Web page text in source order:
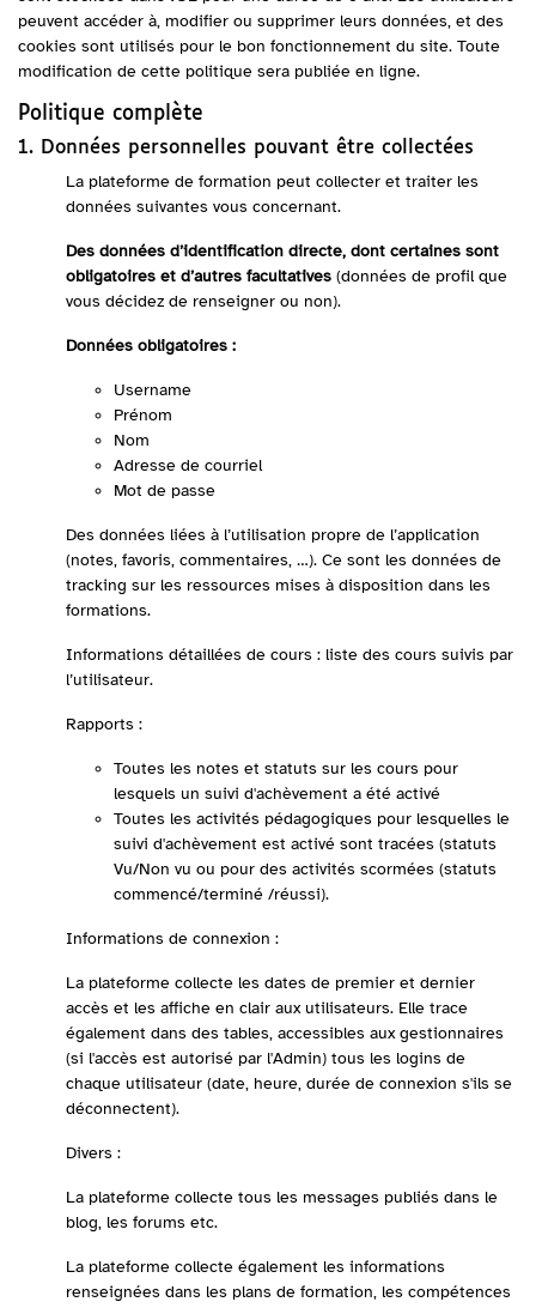
peuvent accéder à, modifier ou supprimer leurs données, et des
cookies sont utilisés pour le bon fonctionnement du site. Toute
modification de cette politique sera publiée en ligne.
Politique complète
1. Données personnelles pouvant être collectées
La plateforme de formation peut collecter et traiter les
données suivantes vous concernant.
Des données d’identification directe, dont certaines sont
obligatoires et d’autres facultatives (données de profil que
vous décidez de renseigner ou non).
Données obligatoires :
Username
Prénom
Nom
Adresse de courriel
Mot de passe
Des données liées à l’utilisation propre de l’application
(notes, favoris, commentaires, …). Ce sont les données de
tracking sur les ressources mises à disposition dans les
formations.
Informations détaillées de cours : liste des cours suivis par
l’utilisateur.
Rapports :
Toutes les notes et statuts sur les cours pour
lesquels un suivi d'achèvement a été activé
Toutes les activités pédagogiques pour lesquelles le
suivi d'achèvement est activé sont tracées (statuts
Vu/Non vu ou pour des activités scormées (statuts
commencé/terminé /réussi).
Informations de connexion :
La plateforme collecte les dates de premier et dernier
accès et les affiche en clair aux utilisateurs. Elle trace
également dans des tables, accessibles aux gestionnaires
(si l'accès est autorisé par l'Admin) tous les logins de
chaque utilisateur (date, heure, durée de connexion s'ils se
déconnectent).
Divers :
La plateforme collecte tous les messages publiés dans le
blog, les forums etc.
La plateforme collecte également les informations
renseignées dans les plans de formation, les compétences